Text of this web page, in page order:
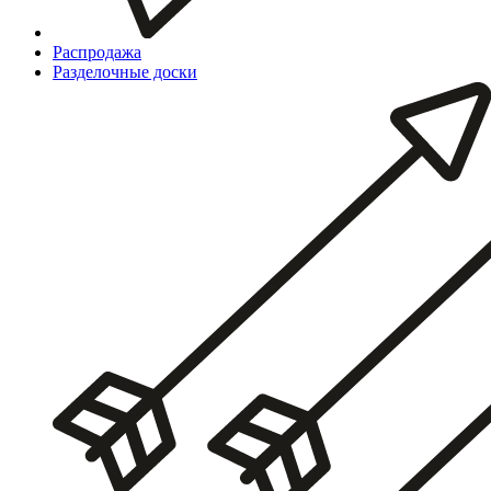
Распродажа
Разделочные доски